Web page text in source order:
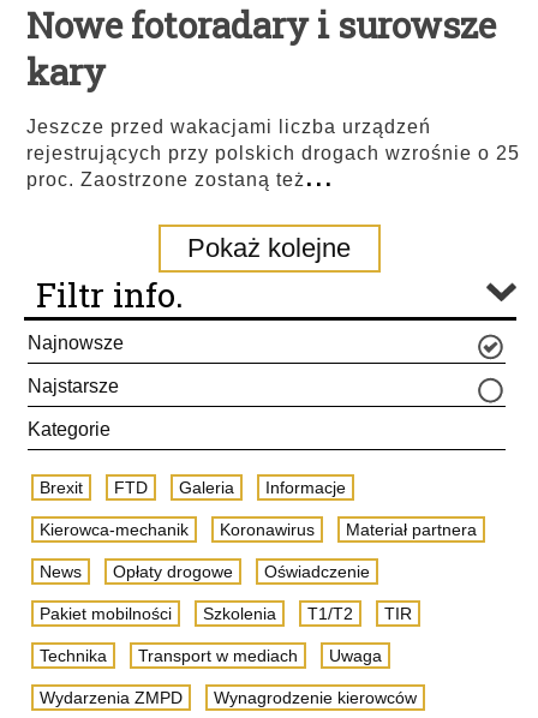
Nowe fotoradary i surowsze
kary
Jeszcze przed wakacjami liczba urządzeń
rejestrujących przy polskich drogach wzrośnie o 25
proc. Zaostrzone zostaną też...
Pokaż kolejne
Filtr info.
Najnowsze
Najstarsze
Kategorie
Brexit FTD Galeria Informacje
Kierowca-mechanik Koronawirus Materiał partnera
News Opłaty drogowe Oświadczenie
Pakiet mobilności Szkolenia T1/T2 TIR
Technika Transport w mediach Uwaga
Wydarzenia ZMPD Wynagrodzenie kierowców